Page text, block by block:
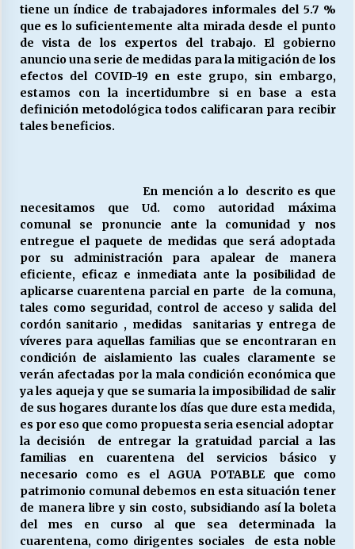
tiene un índice de trabajadores informales del 5.7 %
que es lo suficientemente alta mirada desde el punto
de vista de los expertos del trabajo. El gobierno
anuncio una serie de medidas para la mitigación de los
efectos del COVID-19 en este grupo, sin embargo,
estamos con la incertidumbre si en base a esta
definición metodológica todos calificaran para recibir
tales beneficios.
En mención a lo descrito es que
necesitamos que Ud. como autoridad máxima
comunal se pronuncie ante la comunidad y nos
entregue el paquete de medidas que será adoptada
por su administración para apalear de manera
eficiente, eficaz e inmediata ante la posibilidad de
aplicarse cuarentena parcial en parte de la comuna,
tales como seguridad, control de acceso y salida del
cordón sanitario , medidas sanitarias y entrega de
víveres para aquellas familias que se encontraran en
condición de aislamiento las cuales claramente se
verán afectadas por la mala condición económica que
ya les aqueja y que se sumaria la imposibilidad de salir
de sus hogares durante los días que dure esta medida,
es por eso que como propuesta seria esencial adoptar
la decisión de entregar la gratuidad parcial a las
familias en cuarentena del servicios básico y
necesario como es el AGUA POTABLE que como
patrimonio comunal debemos en esta situación tener
de manera libre y sin costo, subsidiando así la boleta
del mes en curso al que sea determinada la
cuarentena, como dirigentes sociales de esta noble